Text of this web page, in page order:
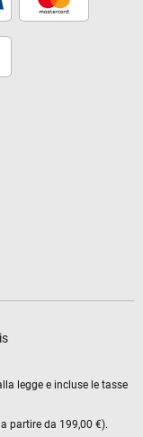
legge e incluse le tasse
partire da 199,00 €).